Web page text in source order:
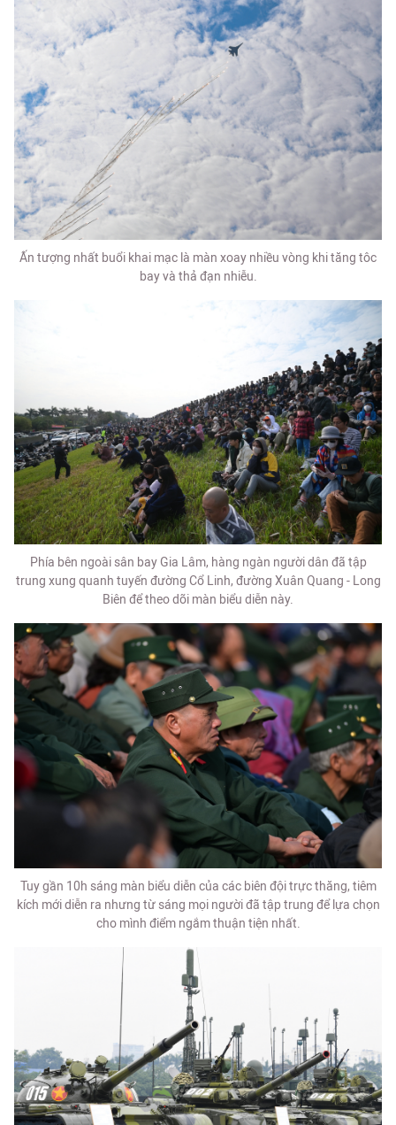
Ấn tượng nhất buổi khai mạc là màn xoay nhiều vòng khi tăng tôc
bay và thả đạn nhiễu.
Phía bên ngoài sân bay Gia Lâm, hàng ngàn người dân đã tập
trung xung quanh tuyến đường Cổ Linh, đường Xuân Quang - Long
Biên để theo dõi màn biểu diễn này.
Tuy gần 10h sáng màn biểu diễn của các biên đội trực thăng, tiêm
kích mới diễn ra nhưng từ sáng mọi người đã tập trung để lựa chọn
cho mình điểm ngắm thuận tiện nhất.